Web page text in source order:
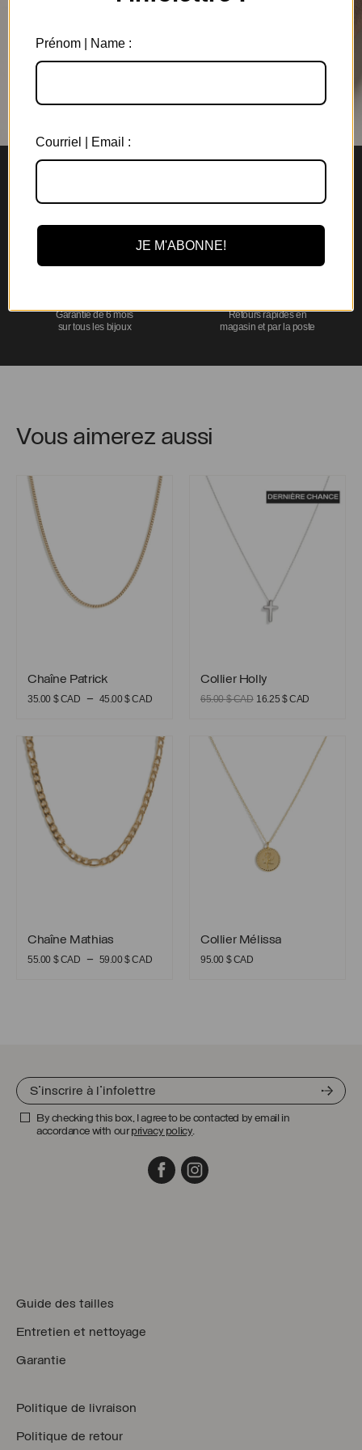
Livraison gratuite
Expédition en
Garantie de 6 mois
sur tous les bijoux
Retours rapides en
magasin et par la poste
Vous aimerez aussi
Chaîne Patrick
Chaîne Patrick
35.00 $ CAD – 45.00$ CADPlage
35.00 $
CAD
à
45.00 $
Collier Holly
Collier Holly
65.00$ CAD Le
16.25 $ CADLe
est :
16.25 $
CAD.
Chaîne Mathias
Chaîne Mathias
55.00 $ CAD – 59.00$ CADPlage
Collier Mélissa
Collier Mélissa
95.00 $ CAD
By checking this box, I agree to be contacted by email in
accordance with ourprivacy policy.
Facebook
Guide des tailles
Entretien et nettoyage
Garantie
Politique de livraison
Politique de retour
Prénom | Name :
Courriel | Email :
JE M'ABONNE!